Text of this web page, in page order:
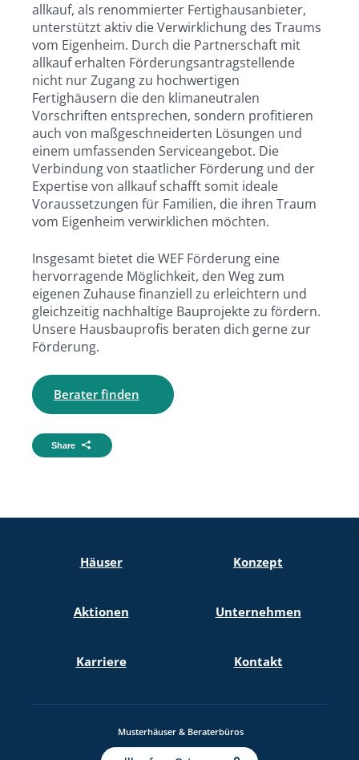
allkauf, als renommierter Fertighausanbieter,
unterstützt aktiv die Verwirklichung des Traums
vom Eigenheim. Durch die Partnerschaft mit
allkauf erhalten Förderungsantragstellende
nicht nur Zugang zu hochwertigen
Fertighäusern die den klimaneutralen
Vorschriften entsprechen, sondern profitieren
auch von maßgeschneiderten Lösungen und
einem umfassenden Serviceangebot. Die
Verbindung von staatlicher Förderung und der
Expertise von allkauf schafft somit ideale
Voraussetzungen für Familien, die ihren Traum
vom Eigenheim verwirklichen möchten.
Insgesamt bietet die WEF Förderung eine
hervorragende Möglichkeit, den Weg zum
eigenen Zuhause finanziell zu erleichtern und
gleichzeitig nachhaltige Bauprojekte zu fördern.
Unsere Hausbauprofis beraten dich gerne zur
Förderung.
Berater finden
Share
Häuser Konzept
Aktionen Unternehmen
Karriere Kontakt
Musterhäuser & Beraterbüros